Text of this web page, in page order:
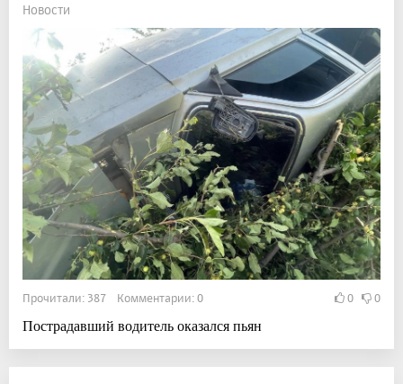
Новости
Прочитали: 387 Комментарии: 0 0 0
Пострадавший водитель оказался пьян